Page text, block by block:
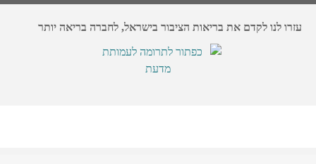
עזרו לנו לקדם את בריאות הציבור בישראל, לחברה בריאה יותר